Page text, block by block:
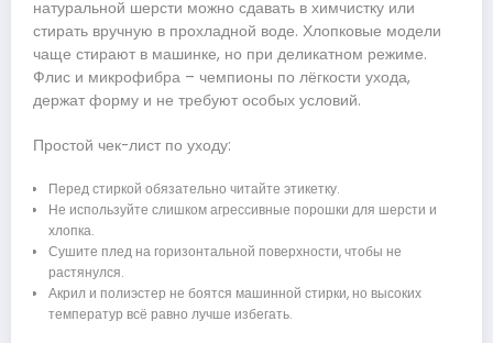
натуральной шерсти можно сдавать в химчистку или
стирать вручную в прохладной воде. Хлопковые модели
чаще стирают в машинке, но при деликатном режиме.
Флис и микрофибра – чемпионы по лёгкости ухода,
держат форму и не требуют особых условий.
Простой чек-лист по уходу:
Перед стиркой обязательно читайте этикетку.
Не используйте слишком агрессивные порошки для шерсти и
хлопка.
Сушите плед на горизонтальной поверхности, чтобы не
растянулся.
Акрил и полиэстер не боятся машинной стирки, но высоких
температур всё равно лучше избегать.